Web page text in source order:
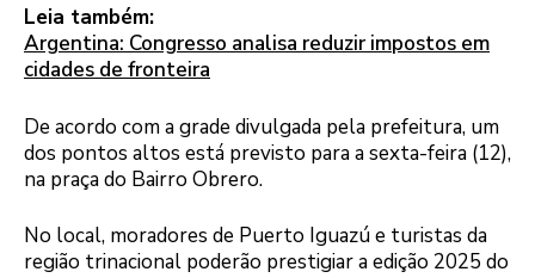
Leia também:
Argentina: Congresso analisa reduzir impostos em
cidades de fronteira
De acordo com a grade divulgada pela prefeitura, um
dos pontos altos está previsto para a sexta-feira (12),
na praça do Bairro Obrero.
No local, moradores de Puerto Iguazú e turistas da
região trinacional poderão prestigiar a edição 2025 do